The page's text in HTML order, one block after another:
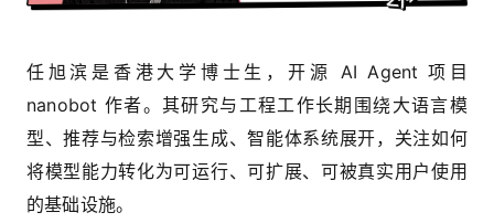
任旭滨是香港大学博士生，开源 AI Agent 项目
nanobot 作者。其研究与工程工作长期围绕大语言模
型、推荐与检索增强生成、智能体系统展开，关注如何
将模型能力转化为可运行、可扩展、可被真实用户使用
的基础设施。